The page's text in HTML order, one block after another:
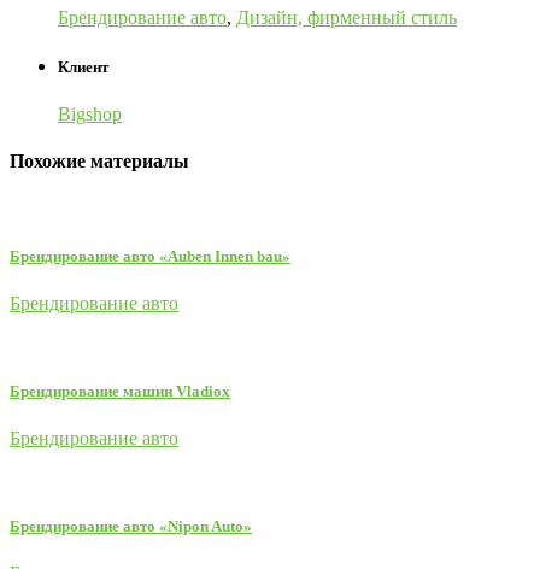
Брендирование авто, Дизайн, фирменный стиль
Клиент
Bigshop
Похожие материалы
Брендирование авто «Auben Innen bau»
Брендирование авто
Брендирование машин Vladiox
Брендирование авто
Брендирование авто «Nipon Auto»